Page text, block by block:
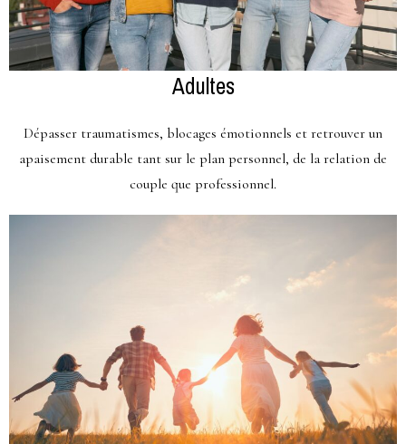
Adultes
Dépasser traumatismes, blocages émotionnels et retrouver un
apaisement durable tant sur le plan personnel, de la relation de
couple que professionnel.